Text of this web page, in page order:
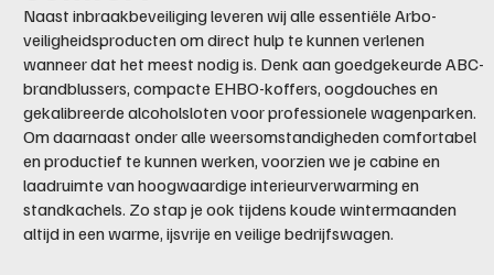
Naast inbraakbeveiliging leveren wij alle essentiële Arbo-
veiligheidsproducten om direct hulp te kunnen verlenen
wanneer dat het meest nodig is. Denk aan goedgekeurde ABC-
brandblussers, compacte EHBO-koffers, oogdouches en
gekalibreerde alcoholsloten voor professionele wagenparken.
Om daarnaast onder alle weersomstandigheden comfortabel
en productief te kunnen werken, voorzien we je cabine en
laadruimte van hoogwaardige interieurverwarming en
standkachels. Zo stap je ook tijdens koude wintermaanden
altijd in een warme, ijsvrije en veilige bedrijfswagen.